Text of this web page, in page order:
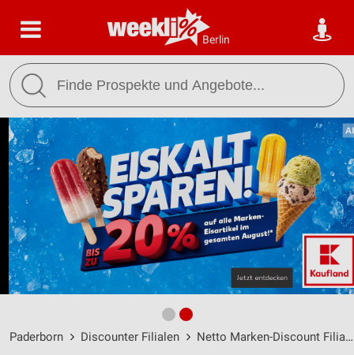
Berlin
Paderborn Discounter Filialen Netto Marken-Discount Filialen